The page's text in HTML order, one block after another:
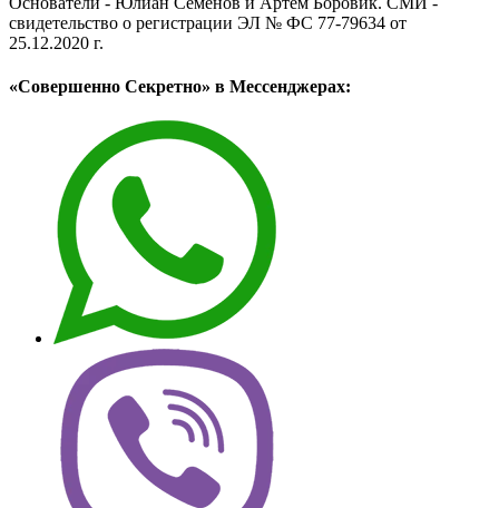
свидетельство о регистрации ЭЛ № ФС 77-79634 от
25.12.2020 г.
«Совершенно Секретно» в Мессенджерах: